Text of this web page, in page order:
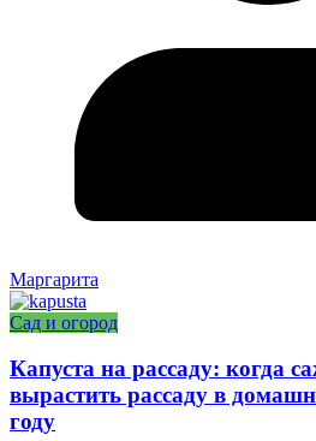
Маргарита
Сад и огород
Капуста на рассаду: когда
вырастить рассаду в
году